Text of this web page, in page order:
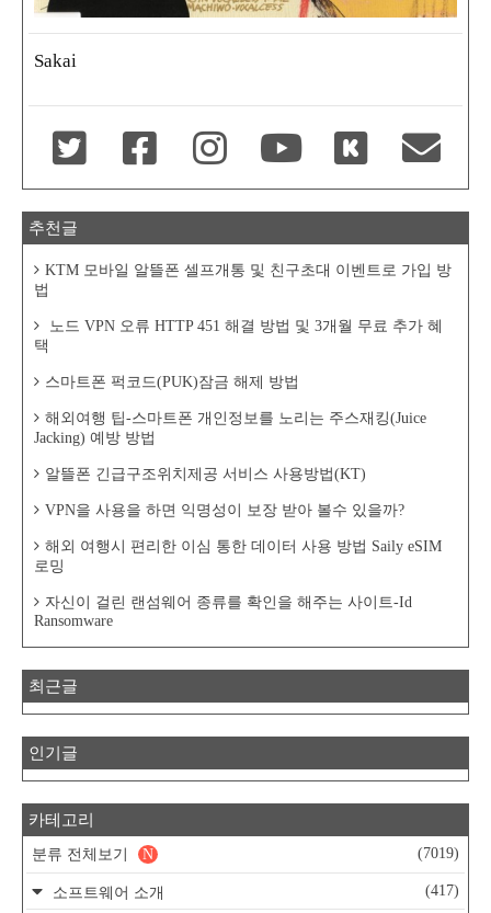
Sakai
추천글
KTM 모바일 알뜰폰 셀프개통 및 친구초대 이벤트로 가입 방
법
노드 VPN 오류 HTTP 451 해결 방법 및 3개월 무료 추가 혜
택
스마트폰 퍽코드(PUK)잠금 해제 방법
해외여행 팁-스마트폰 개인정보를 노리는 주스재킹(Juice
Jacking) 예방 방법
알뜰폰 긴급구조위치제공 서비스 사용방법(KT)
VPN을 사용을 하면 익명성이 보장 받아 볼수 있을까?
해외 여행시 편리한 이심 통한 데이터 사용 방법 Saily eSIM
로밍
자신이 걸린 랜섬웨어 종류를 확인을 해주는 사이트-Id
Ransomware
최근글
인기글
카테고리
분류 전체보기 (7019)
N
소프트웨어 소개 (417)